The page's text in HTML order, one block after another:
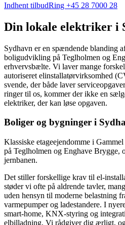
Indhent tilbudRing +45 28 7000 28
Din lokale elektriker i
Sydhavn er en spændende blanding
boligudvikling på Teglholmen og
erhvervsbælte. Vi laver mange
autoriseret elinstallatørvirksomhed
svende, der både laver
ringer til os, kommer der ikke en
elektriker, der kan løse opgaven.
Boliger og bygninger i
Klassiske etageejendomme i
på Teglholmen og Enghave Brygge,
jernbanen.
Det stiller forskellige krav til el-
støder vi ofte på aldrende tavler,
uden hensyn til moderne belastning
varmepumper og ladestandere. I
smart-home, KNX-styring og
elbilladning. Vi rådgiver dig ærligt,